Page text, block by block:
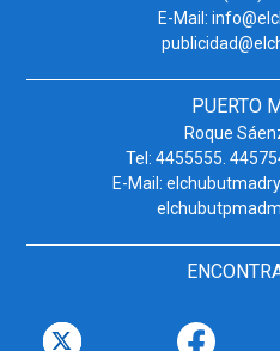
E-Mail:
PUERTO
Roque
Tel: 4455555.
E-Mail: